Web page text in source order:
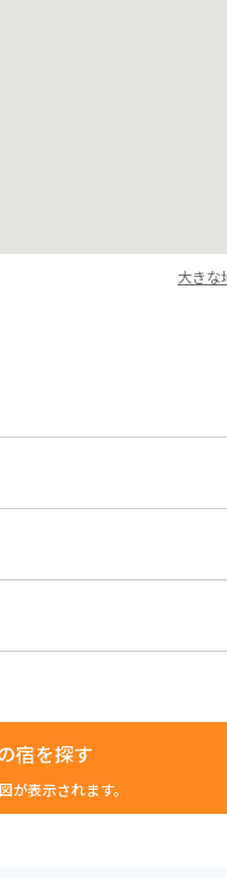
大きな
宿を探す
が表示されます。